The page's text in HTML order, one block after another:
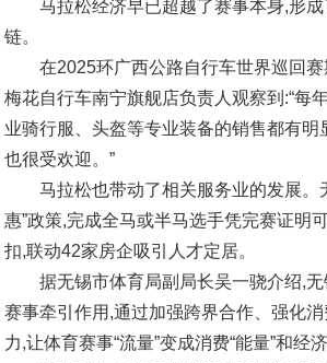
马拉松经济早已超越了赛事本身,形
链。
在2025环广西公路自行车世界巡回
梅花自行车南宁旗舰店负责人观察到:“每
业骑行服、头盔等专业装备的销售都有明
也很受欢迎。”
马拉松也带动了相关服务业的发展。
惠”政策,完成全马或半马选手凭完赛证明
扣,联动42家房企吸引人才定居。
据无锡市体育局副局长吴一骁介绍,
赛事牵引作用,通过加强跨界合作、强化
力,让体育赛事“流量”变成消费“能量”和经济